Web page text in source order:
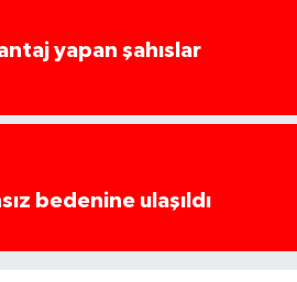
yapan şahıslar
bedenine ulaşıldı